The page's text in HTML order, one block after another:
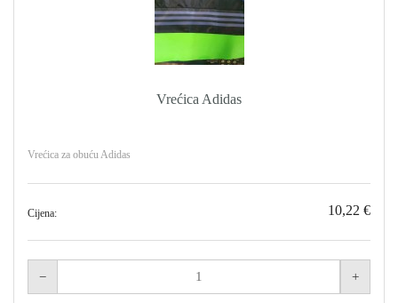
Vrećica Adidas
Vrećica za obuću Adidas
Cijena: 10,22 €